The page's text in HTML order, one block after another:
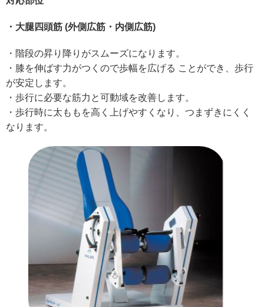
・大腿四頭筋 (外側広筋・内側広筋)
・階段の昇り降りがスムーズになります。
・膝を伸ばす力がつくので歩幅を広げる ことができ、歩行
が安定します。
・歩行に必要な筋力と可動域を改善します。
・歩行時に太ももを高く上げやすくなり、つまずきにくく
なります。